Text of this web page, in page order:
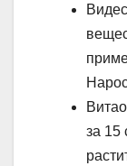
за 15